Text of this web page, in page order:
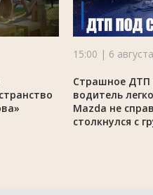
15:00 | 6
Страшное ДТП
водитель
Mazda не
столкнулся с